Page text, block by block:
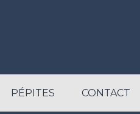
PÉPITES CONTACT